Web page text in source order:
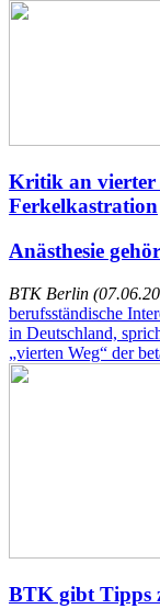
Kritik an vierter
Ferkelkastration
Anästhesie
BTK Berlin
berufsständische
in Deutschland,
„vierten Weg“ der
BTK gibt Tipps